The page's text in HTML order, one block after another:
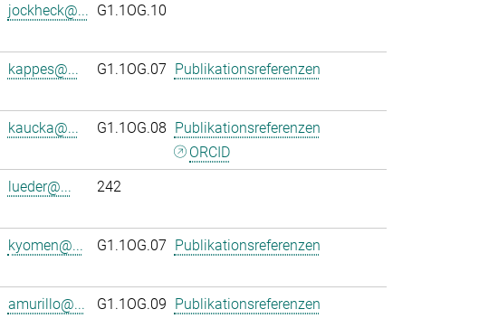
jockheck@... G1.1OG.10
kappes@... G1.1OG.07 Publikationsreferenzen
kaucka@... G1.1OG.08 Publikationsreferenzen
ORCID
lueder@... 242
kyomen@... G1.1OG.07 Publikationsreferenzen
amurillo@... G1.1OG.09 Publikationsreferenzen